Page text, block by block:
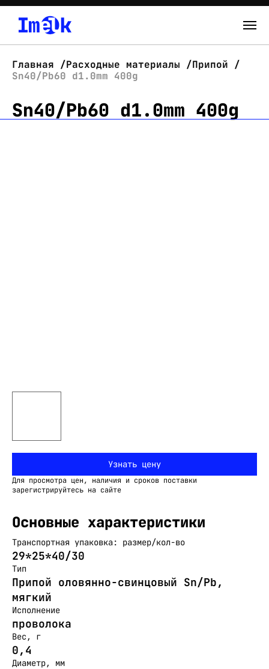
О нас
Новости
Главная Расходные материалы
Припой
Sn40/Pb60 d1.0mm 400g
Sn40/Pb60 d1.0mm 400g
Узнать цену
Для просмотра цен, наличия и сроков поставки
зарегистрируйтесь на сайте
Основные характеристики
Транспортная упаковка: размер/кол-во
29*25*40/30
Тип
Припой оловянно-свинцовый Sn/Pb,
мягкий
Исполнение
проволока
Вес, г
0,4
Диаметр, мм